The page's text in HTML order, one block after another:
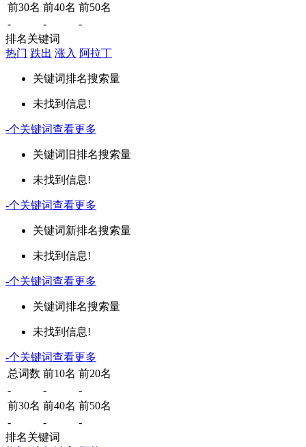
前30名 前40名 前50名
-
-
-
排名关键词
热门 跌出 涨入 阿拉丁
关键词排名搜索量
未找到信息!
-个关键词查看更多
关键词 旧排名搜索量
未找到信息!
-个关键词查看更多
关键词新排名搜索量
未找到信息!
-个关键词查看更多
关键词排名搜索量
未找到信息!
-个关键词查看更多
总词数 前10名 前20名
-
-
-
前30名 前40名 前50名
-
-
-
排名关键词